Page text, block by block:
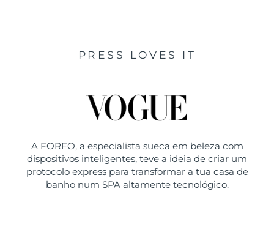
PRESS LOVES IT
A FOREO, a especialista sueca em beleza com
dispositivos inteligentes, teve a ideia de criar um
protocolo express para transformar a tua casa de
banho num SPA altamente tecnológico.